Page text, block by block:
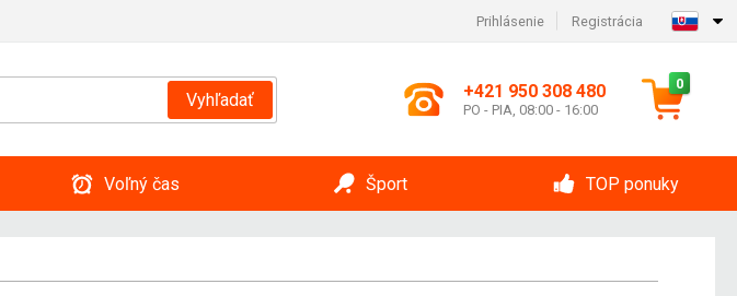
Prihlásenie Registrácia
Vyhľadať +421 950 308 480
PO - PIA, 08:00 - 16:00
0
Voľný čas Šport TOP ponuky